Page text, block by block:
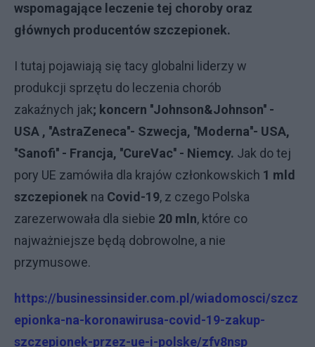
wspomagające leczenie tej choroby oraz
głównych producentów szczepionek.
I tutaj pojawiają się tacy globalni liderzy w
produkcji sprzętu do leczenia chorób
zakaźnych jak; koncern ''Johnson&Johnson'' -
USA , ''AstraZeneca''- Szwecja, ''Moderna''- USA,
''Sanofi'' - Francja, ''CureVac'' - Niemcy. Jak do tej
pory UE zamówiła dla krajów członkowskich 1 mld
szczepionek na Covid-19, z czego Polska
zarezerwowała dla siebie 20 mln, które co
najważniejsze będą dobrowolne, a nie
przymusowe.
https://businessinsider.com.pl/wiadomosci/szcz
epionka-na-koronawirusa-covid-19-zakup-
szczepionek-przez-ue-i-polske/zfv8nsp